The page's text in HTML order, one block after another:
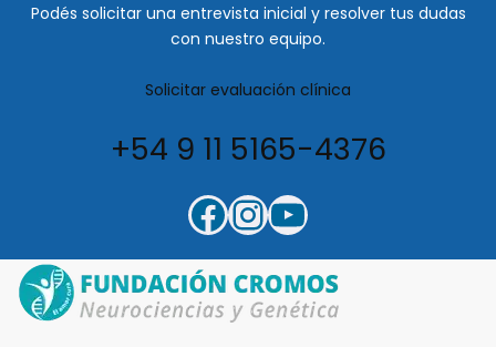
Podés solicitar una entrevista inicial y resolver tus dudas
con nuestro equipo.
Solicitar evaluación clínica
+54 9 11 5165-4376